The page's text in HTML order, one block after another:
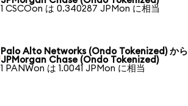
1 CSCOon は 0.340287 JPMon に相当
Palo Alto Networks (Ondo Tokenized) から
JPMorgan Chase (Ondo Tokenized)
1 PANWon は 1.0041 JPMon に相当